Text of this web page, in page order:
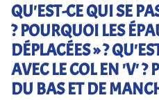
QU'EST-CE QUI SE
? POURQUOI LES
DÉPLACÉES » ?
AVEC LE COL EN 'V' ?
DU BAS ET DE